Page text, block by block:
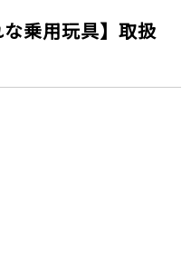
な乗用玩具】取扱